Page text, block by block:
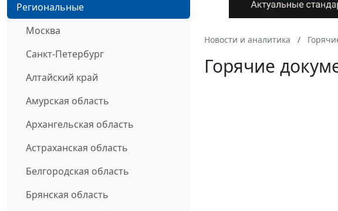
Региональные
Москва
Санкт-Петербург
Алтайский край
Амурская область
Архангельская область
Астраханская область
Белгородская область
Брянская область
Новости и аналитика
Горячие